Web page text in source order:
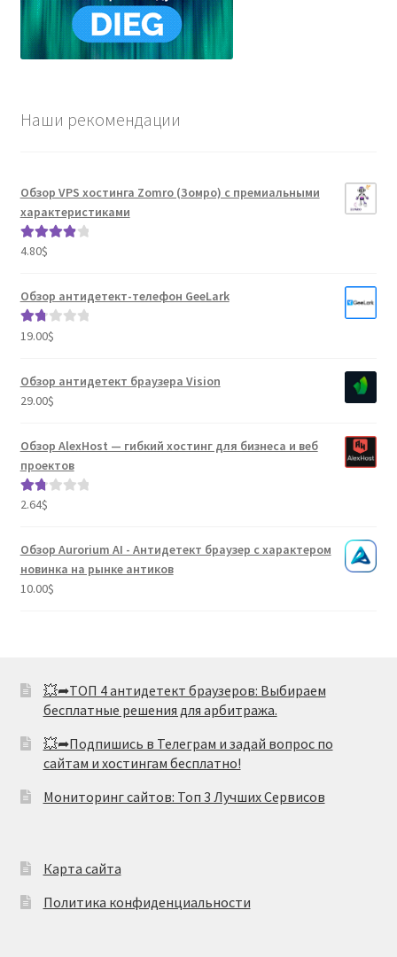
Наши рекомендации
Обзор VPS хостинга Zomro (Зомро) с премиальными
характеристиками
Оценка
4.80$
Обзор антидетект-телефон GeeLark
Оце
1.80
19.00$
Обзор антидетект браузера Vision
29.00$
Обзор AlexHost — гибкий хостинг для бизнеса и веб
проектов
Оце
1.80
2.64$
Обзор Aurorium AI - Антидетект браузер с характером
новинка на рынке антиков
10.00$
💥➦ТОП 4 антидетект браузеров: Выбираем
бесплатные решения для арбитража.
💥➦Подпишись в Телеграм и задай вопрос по
сайтам и хостингам бесплатно!
Мониторинг сайтов: Топ 3 Лучших Сервисов
Карта сайта
Политика конфиденциальности